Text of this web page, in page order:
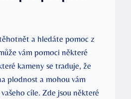
a hledáte pomoc z
vám pomoci některé
kameny se traduje, že
plodnost a mohou vám
cíle. Zde jsou některé